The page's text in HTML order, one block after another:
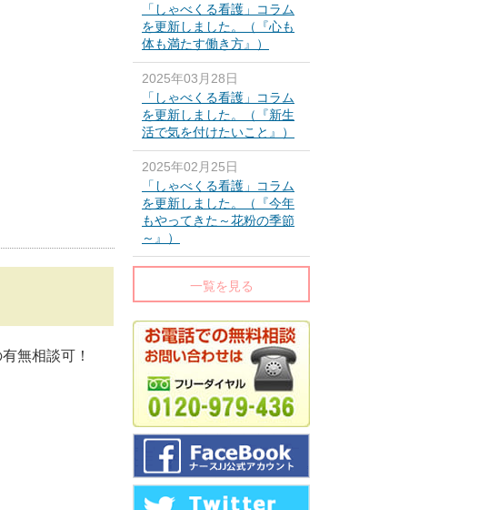
無相談可！
「しゃべくる看護」コラム
を更新しました。（『心も
体も満たす働き方』）
2025年03月28日
「しゃべくる看護」コラム
を更新しました。（『新生
活で気を付けたいこと』）
2025年02月25日
「しゃべくる看護」コラム
を更新しました。（『今年
もやってきた～花粉の季節
～』）
一覧を見る